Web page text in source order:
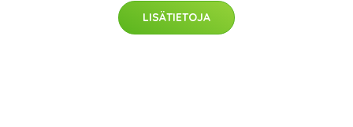
LISÄTIETOJA